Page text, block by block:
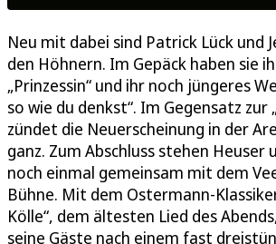
Neu mit dabei sind Patrick Lück und
den Höhnern. Im Gepäck haben sie
„Prinzessin“ und ihr noch jüngeres
so wie du denkst“. Im Gegensatz zur
zündet die Neuerscheinung in der
ganz. Zum Abschluss stehen Heuser
noch einmal gemeinsam mit dem
Bühne. Mit dem Ostermann-
Kölle“, dem ältesten Lied des
seine Gäste nach einem fast